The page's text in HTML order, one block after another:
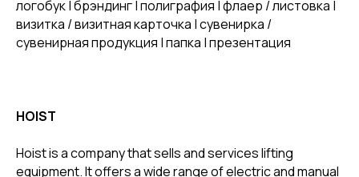
логобук | брэндинг | полиграфия | флаер / листовка |
визитка / визитная карточка | сувенирка /
сувенирная продукция | папка | презентация
HOIST
Hoist is a company that sells and services lifting
equipment. It offers a wide range of electric and manual